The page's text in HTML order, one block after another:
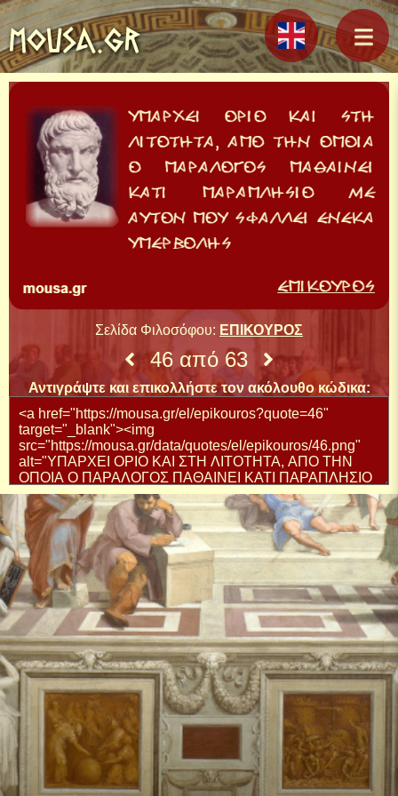
MOUSA.GR
Σελίδα Φιλοσόφου: ΕΠΙΚΟΥΡΟΣ
46 από 63
Αντιγράψτε και επικολλήστε τον ακόλουθο κώδικα: